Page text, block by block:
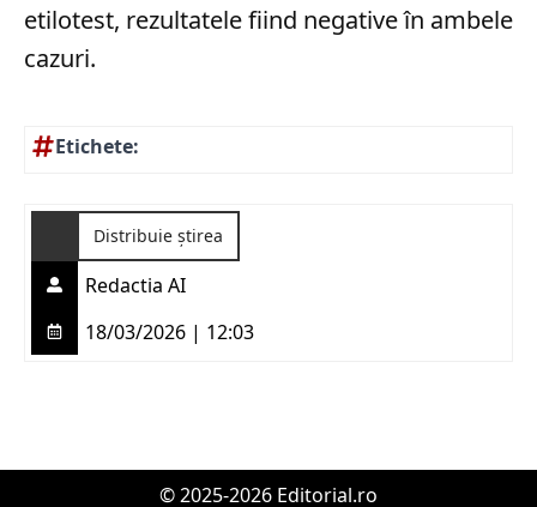
etilotest, rezultatele fiind negative în ambele
cazuri.
Etichete:
Distribuie știrea
Redactia AI
18/03/2026 | 12:03
© 2025-2026 Editorial.ro